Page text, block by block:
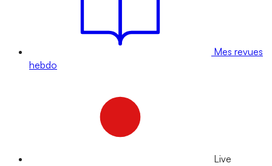
Mes revues
hebdo
Live